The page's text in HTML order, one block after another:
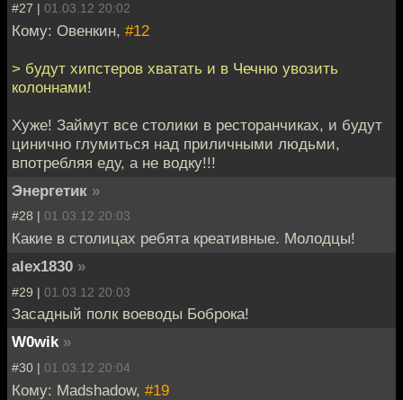
#27 | 01.03.12 20:02
Кому: Овенкин, #12
> будут хипстеров хватать и в Чечню увозить
колоннами!
Хуже! Займут все столики в ресторанчиках, и будут
цинично глумиться над приличными людьми,
впотребляя еду, а не водку!!!
Энергетик »
#28 | 01.03.12 20:03
Какие в столицах ребята креативные. Молодцы!
alex1830 »
#29 | 01.03.12 20:03
Засадный полк воеводы Боброка!
W0wik »
#30 | 01.03.12 20:04
Кому: Madshadow, #19